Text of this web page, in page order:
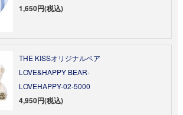
1,650円(税込)
THE KISSオリジナルベア
LOVE&HAPPY BEAR-
LOVEHAPPY-02-5000
4,950円(税込)